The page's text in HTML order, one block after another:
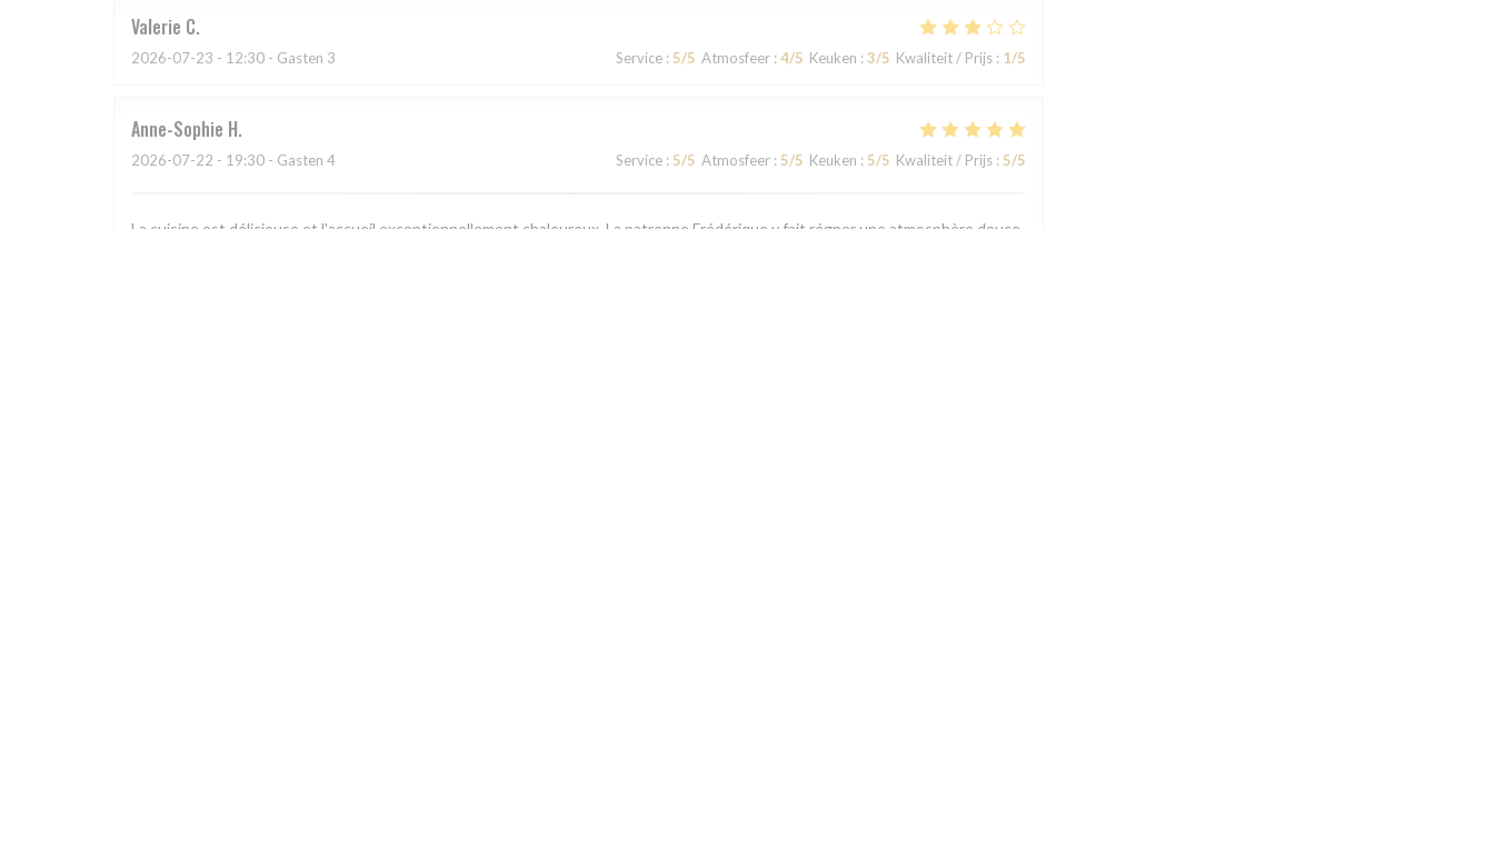
Valerie C
2026-07-23 - 12:30 - Gasten 3 Service : 5/5 Atmosfeer : 4/5 Keuken : 3/5 Kwaliteit / Prijs : 1/5
Anne-Sophie H
2026-07-22 - 19:30 - Gasten 4 Service : 5/5 Atmosfeer : 5/5 Keuken : 5/5 Kwaliteit / Prijs : 5/5
La cuisine est délicieuse et l'accueil exceptionnellement chaleureux. La patronne Frédérique y fait régner une atmosphère douce